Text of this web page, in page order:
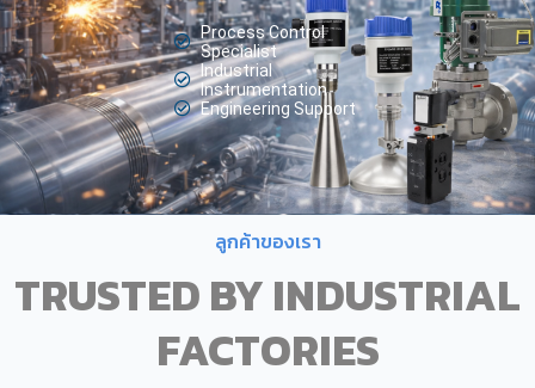
Process Control
Specialist
Industrial
Instrumentation
Engineering Support
ลูกค้าของเรา
TRUSTED BY INDUSTRIAL
FACTORIES